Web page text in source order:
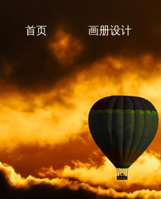
首页 画册设计